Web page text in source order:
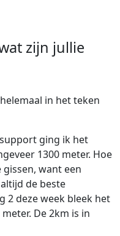
zijn jullie
in het teken
ging ik het
1300 meter. Hoe
want een
de beste
2 deze week bleek het
De 2km is in